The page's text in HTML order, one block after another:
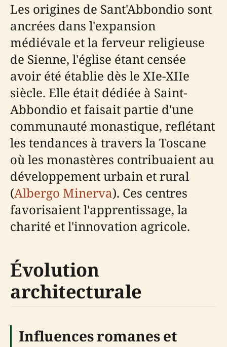
Les origines de Sant'Abbondio sont
ancrées dans l'expansion
médiévale et la ferveur religieuse
de Sienne, l'église étant censée
avoir été établie dès le XIe-XIIe
siècle. Elle était dédiée à Saint-
Abbondio et faisait partie d'une
communauté monastique, reflétant
les tendances à travers la Toscane
où les monastères contribuaient au
développement urbain et rural
(Albergo Minerva). Ces centres
favorisaient l'apprentissage, la
charité et l'innovation agricole.
Évolution
architecturale
Influences romanes et